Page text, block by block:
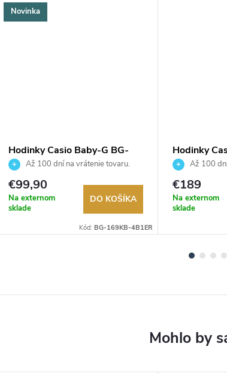
Novinka
Hodinky Casio Baby-G BG-
169KB-4B1ER
Až 100 dní na vrátenie tovaru.
Autorizovaný predajca.
€99,90
Na externom
sklade
DO KOŠÍKA
Kód: BG-169KB-4B1ER
Hodinky
S2110-
Až 100
Autorizovaný
€189
Na externom
sklade